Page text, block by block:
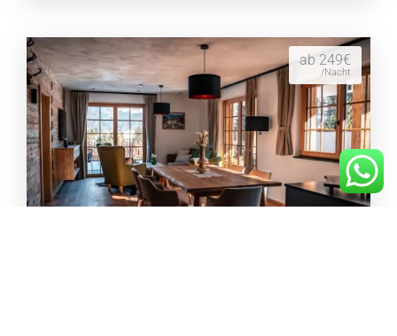
ab 249€
/Nacht